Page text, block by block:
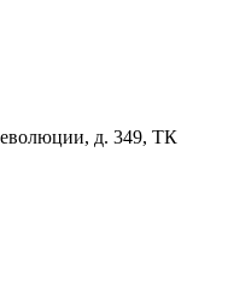
д. 349, ТК